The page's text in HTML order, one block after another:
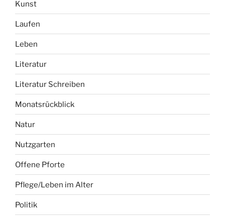
Kunst
Laufen
Leben
Literatur
Literatur Schreiben
Monatsrückblick
Natur
Nutzgarten
Offene Pforte
Pflege/Leben im Alter
Politik